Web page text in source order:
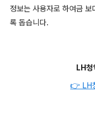
정보는 사용자로 하여금
록 돕습니다.
LH청
👉 LH